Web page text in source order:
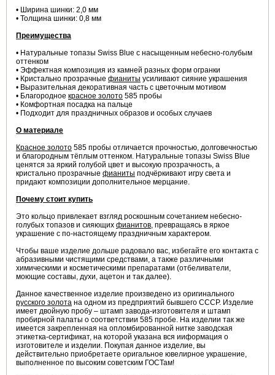
• Ширина шинки: 2,0 мм
• Толщина шинки: 0,8 мм
Преимущества
• Натуральные топазы Swiss Blue с насыщенным небесно-голубым
оттенком
• Эффектная композиция из камней разных форм огранки
• Кристально прозрачные фианиты усиливают сияние украшения
• Выразительная декоративная часть с цветочным мотивом
• Благородное красное золото 585 пробы
• Комфортная посадка на пальце
• Подходит для праздничных образов и особых случаев
О материале
Красное золото 585 пробы отличается прочностью, долговечностью
и благородным тёплым оттенком. Натуральные топазы Swiss Blue
ценятся за яркий голубой цвет и высокую прозрачность, а
кристально прозрачные фианиты подчёркивают игру света и
придают композиции дополнительное мерцание.
Почему стоит купить
Это кольцо привлекает взгляд роскошным сочетанием небесно-
голубых топазов и сияющих фианитов, превращаясь в яркое
украшение с по-настоящему праздничным характером.
Чтобы ваше изделие дольше радовало вас, избегайте его контакта с
абразивными чистящими средствами, а также различными
химическими и косметическими препаратами (отбеливатели,
моющие составы, духи, ацетон и так далее).
Данное качественное изделие произведено из оригинального
русского золота на одном из предприятий бывшего СССР. Изделие
имеет двойную пробу – штамп завода-изготовителя и штамп
пробирной палаты о соответствии 585 пробе. На изделии так же
имеется закрепленная на опломбированной нитке заводская
этикетка-сертификат, на которой указана вся ииформация о
изготовителе и изделии. Покупая данное изделие, вы
действительно приобретаете оригальное ювелирное украшение,
выполненное по высоким советским ГОСТам!